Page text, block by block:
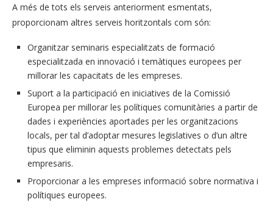
A més de tots els serveis anteriorment esmentats,
proporcionam altres serveis horitzontals com són:
Organitzar seminaris especialitzats de formació
especialitzada en innovació i temàtiques europees per
millorar les capacitats de les empreses.
Suport a la participació en iniciatives de la Comissió
Europea per millorar les polítiques comunitàries a partir de
dades i experiències aportades per les organitzacions
locals, per tal d’adoptar mesures legislatives o d’un altre
tipus que eliminin aquests problemes detectats pels
empresaris.
Proporcionar a les empreses informació sobre normativa i
polítiques europees.